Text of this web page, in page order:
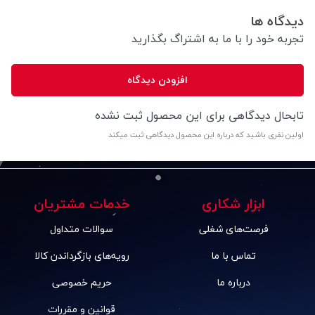
دیدگاه ها
تجربه خود را با ما به اشتراگ بگذارید
افزودن دیدگاه
تابحال دیدگاهی برای این محصول ثبت نشده
اولین نفری باشید که درباره این محصول دیدگاهی ثبت میکند
ابزار شکاری
فرصت‌های شغلی
تماس با ما
درباره ما
خدمات مشتریان
سوالات متداول
رویه‌های بازگرداندن کالا
حریم خصوصی
قوانین و مقررات